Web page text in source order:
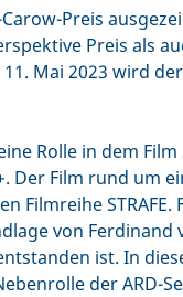
Preis
Preis als
Mai 2023 wird
Rolle in dem Film
Der Film rund um
Filmreihe STRAFE.
von Ferdinand
ist. In
der ARD-